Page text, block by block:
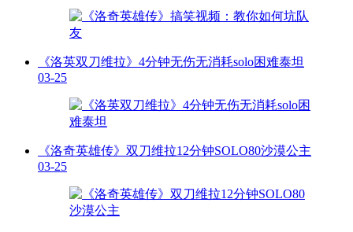
《洛英双刀维拉》4分钟无伤无消耗solo困难泰坦
03-25
《洛奇英雄传》双刀维拉12分钟SOLO80沙漠公主
03-25